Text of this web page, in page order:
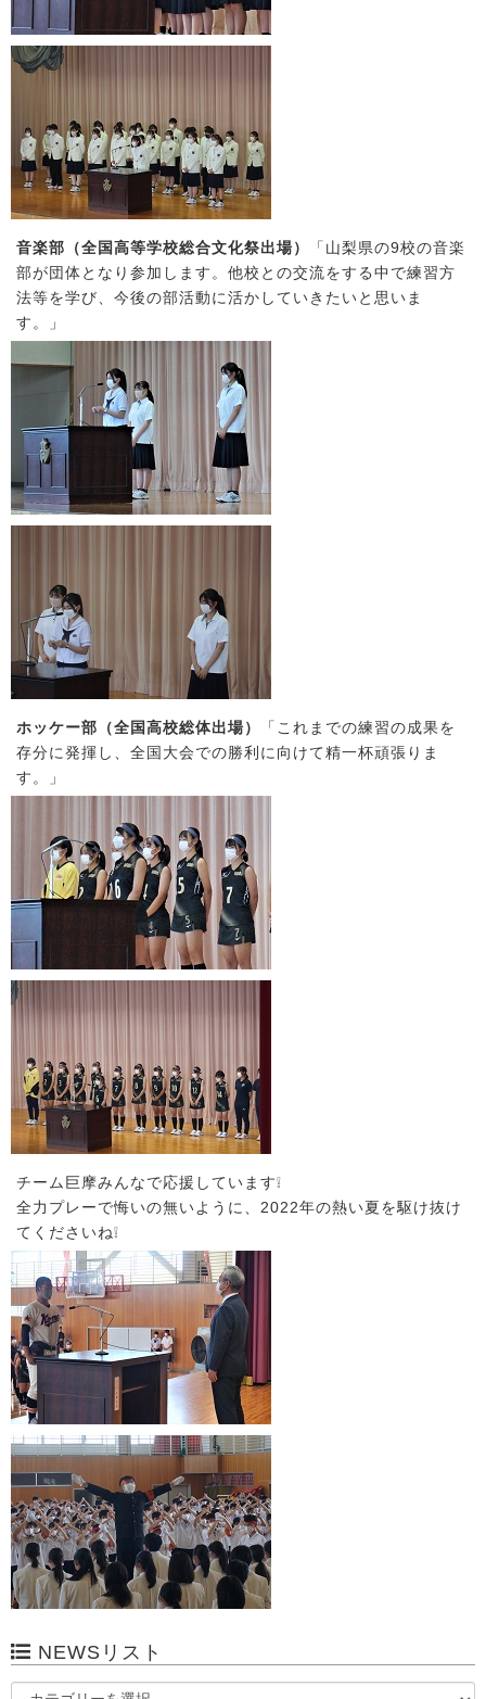
音楽部（全国高等学校総合文化祭出場）
「山梨県の9校の音楽
部が団体となり参加します。他校との交流をする中で練習方
法等を学び、今後の部活動に活かしていきたいと思いま
す。」
ホッケー部（全国高校総体出場）
「これまでの練習の成果を
存分に発揮し、全国大会での勝利に向けて精一杯頑張りま
す。」
チーム巨摩みんなで応援しています❕
全力プレーで悔いの無いように、2022年の熱い夏を駆け抜け
てくださいね❕
NEWSリスト